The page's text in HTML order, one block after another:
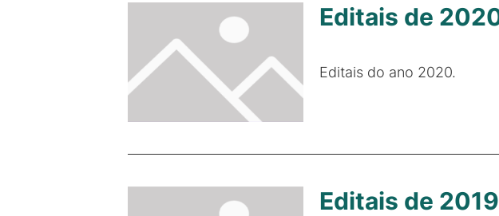
Editais de
Editais do ano 2020.
Editais de 2019